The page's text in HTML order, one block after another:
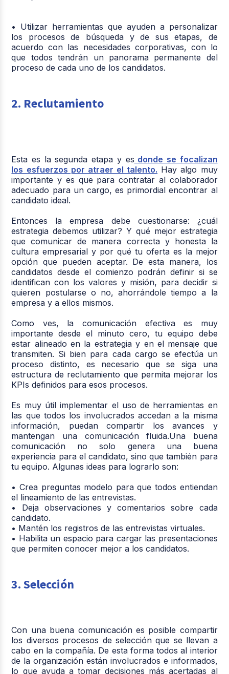
• Utilizar herramientas que ayuden a personalizar
los procesos de búsqueda y de sus etapas, de
acuerdo con las necesidades corporativas, con lo
que todos tendrán un panorama permanente del
proceso de cada uno de los candidatos.
2. Reclutamiento
Esta es la segunda etapa y es donde se focalizan
los esfuerzos por atraer el talento. Hay algo muy
importante y es que para contratar al colaborador
adecuado para un cargo, es primordial encontrar al
candidato ideal.
Entonces la empresa debe cuestionarse: ¿cuál
estrategia debemos utilizar? Y qué mejor estrategia
que comunicar de manera correcta y honesta la
cultura empresarial y por qué tu oferta es la mejor
opción que pueden aceptar. De esta manera, los
candidatos desde el comienzo podrán definir si se
identifican con los valores y misión, para decidir si
quieren postularse o no, ahorrándole tiempo a la
empresa y a ellos mismos.
Como ves, la comunicación efectiva es muy
importante desde el minuto cero, tu equipo debe
estar alineado en la estrategia y en el mensaje que
transmiten. Si bien para cada cargo se efectúa un
proceso distinto, es necesario que se siga una
estructura de reclutamiento que permita mejorar los
KPIs definidos para esos procesos.
Es muy útil implementar el uso de herramientas en
las que todos los involucrados accedan a la misma
información, puedan compartir los avances y
mantengan una comunicación fluida.Una buena
comunicación no solo genera una buena
experiencia para el candidato, sino que también para
tu equipo. Algunas ideas para lograrlo son:
• Crea preguntas modelo para que todos entiendan
el lineamiento de las entrevistas.
• Deja observaciones y comentarios sobre cada
candidato.
• Mantén los registros de las entrevistas virtuales.
• Habilita un espacio para cargar las presentaciones
que permiten conocer mejor a los candidatos.
3. Selección
Con una buena comunicación es posible compartir
los diversos procesos de selección que se llevan a
cabo en la compañía. De esta forma todos al interior
de la organización están involucrados e informados,
lo que ayuda a tomar decisiones más acertadas al